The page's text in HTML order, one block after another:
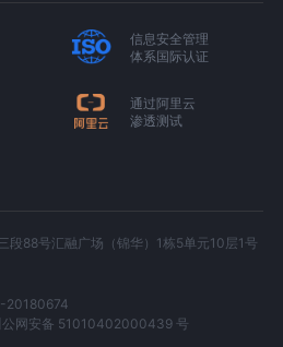
信息安全管理
体系国际认证
通过阿里云
渗透测试
段88号汇融广场（锦华）1栋5单元10层1号
20180674
公网安备 51010402000439 号